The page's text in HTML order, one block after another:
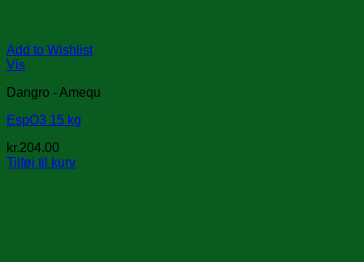
Add to Wishlist
Vis
Dangro - Amequ
EspO3 15 kg
kr.204.00
Tilføj til kurv